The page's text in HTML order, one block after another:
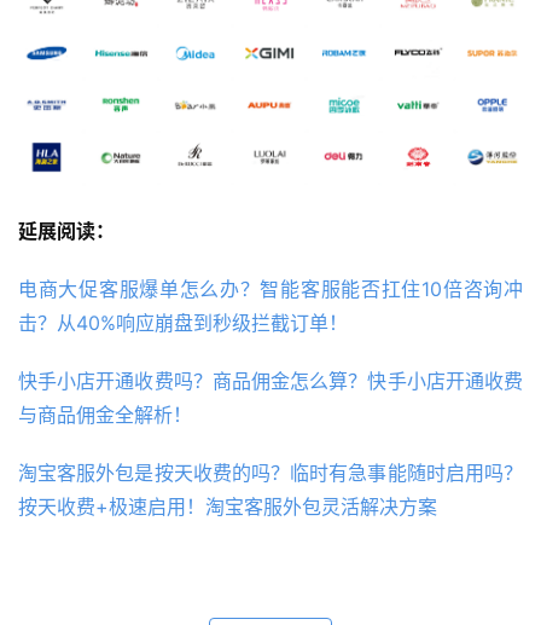
延展阅读：
电商大促客服爆单怎么办？智能客服能否扛住10倍咨询冲
击？从40%响应崩盘到秒级拦截订单！
快手小店开通收费吗？商品佣金怎么算？快手小店开通收费
与商品佣金全解析！
淘宝客服外包是按天收费的吗？临时有急事能随时启用吗？
按天收费+极速启用！淘宝客服外包灵活解决方案